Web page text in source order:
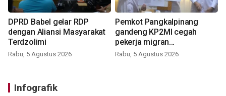
DPRD Babel gelar RDP
dengan Aliansi Masyarakat
Terdzolimi
Rabu, 5 Agustus 2026
Pemkot Pangkalpinang
gandeng KP2MI cegah
pekerja migran
nonprosedural
Rabu, 5 Agustus 2026
Infografik